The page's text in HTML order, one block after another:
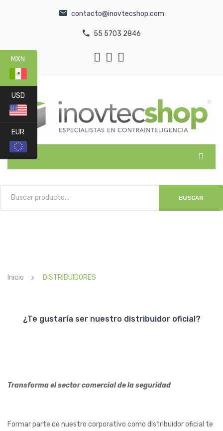
contacto@inovtecshop.com
55 5703 2846
CATEGORÍAS
CONTACTO
BUSCAR
Inicio DISTRIBUIDORES
¿Te gustaría ser nuestro distribuidor oficial?
Transforma el sector comercial de la seguridad
Formar parte de nuestro corporativo como distribuidor oficial te
MXN
USD
EUR